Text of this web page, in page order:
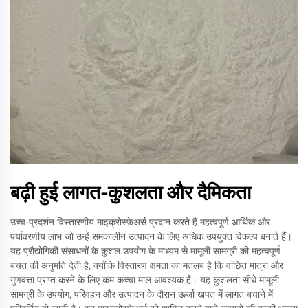
बढ़ी हुई लागत-कुशलता और दैमिकता
उच्च-प्रदर्शन विस्तारणीय माइक्रोस्फ़ेअर्स प्रदान करते हैं महत्वपूर्ण आर्थिक और
पर्यावरणीय लाभ जो उन्हें समकालीन उत्पादन के लिए अधिक उपयुक्त विकल्प बनाते हैं।
यह प्रौद्योगिकी संसाधनों के कुशल उपयोग के माध्यम से मामूली सामग्री की महत्वपूर्ण
बचत की अनुमति देती है, क्योंकि विस्तारण क्षमता का मतलब है कि वांछित मात्रा और
गुणवत्ता प्राप्त करने के लिए कम कच्चा माल आवश्यक है। यह कुशलता सीधे मामूली
सामग्री के उपयोग, परिवहन और उत्पादन के दौरान ऊर्जा खपत में लागत बचाने में